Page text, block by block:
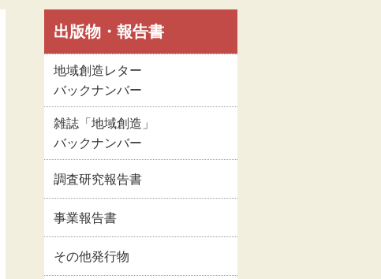
域創造」
報告書
版物
ウイルス
連情報
災関連情
財団事業のあゆみ
関係者名簿
事業報告書・事業計
画書等
出版物・報告書
地域創造レター
バックナンバー
雑誌「地域創造」
バックナンバー
調査研究報告書
事業報告書
その他発行物